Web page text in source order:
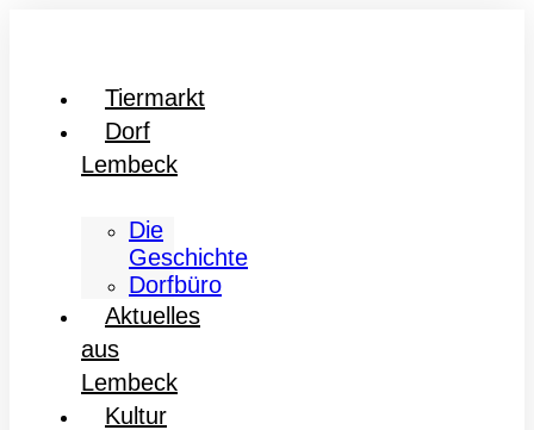
Tiermarkt
Dorf
Lembeck
Die
Geschichte
Dorfbüro
Aktuelles
aus
Lembeck
Kultur